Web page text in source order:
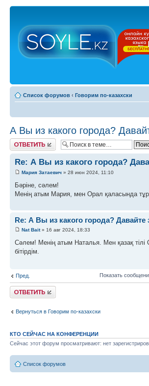
←
Список форумов ‹ Говорим по-казахски
А Вы из какого города?
Ответить
Re: А Вы из какого города?
Мария Затаевич » 28 июн 2024, 11:10
Бәріне, сәлем!
Менің атым Мария, мен Орал қаласында
Re: А Вы из какого города? Давайте
Nat Bait» 16 авг 2024, 18:33
Сәлем! Менің атым Наталья. Мен қазақ
бітірдім.
Пред. Показать
Ответить
Вернуться в Говорим по-казахски
КТО СЕЙЧАС НА КОНФЕРЕНЦИИ
Сейчас этот форум просматривают: нет
Список форумов